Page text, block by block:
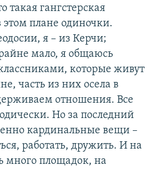
такая гангстерская
плане одиночки.
я – из Керчи;
мало, я общаюсь
которые живут
часть из них осела в
отношения. Все
Но за последний
кардинальные вещи –
работать, дружить. И на
много площадок, на